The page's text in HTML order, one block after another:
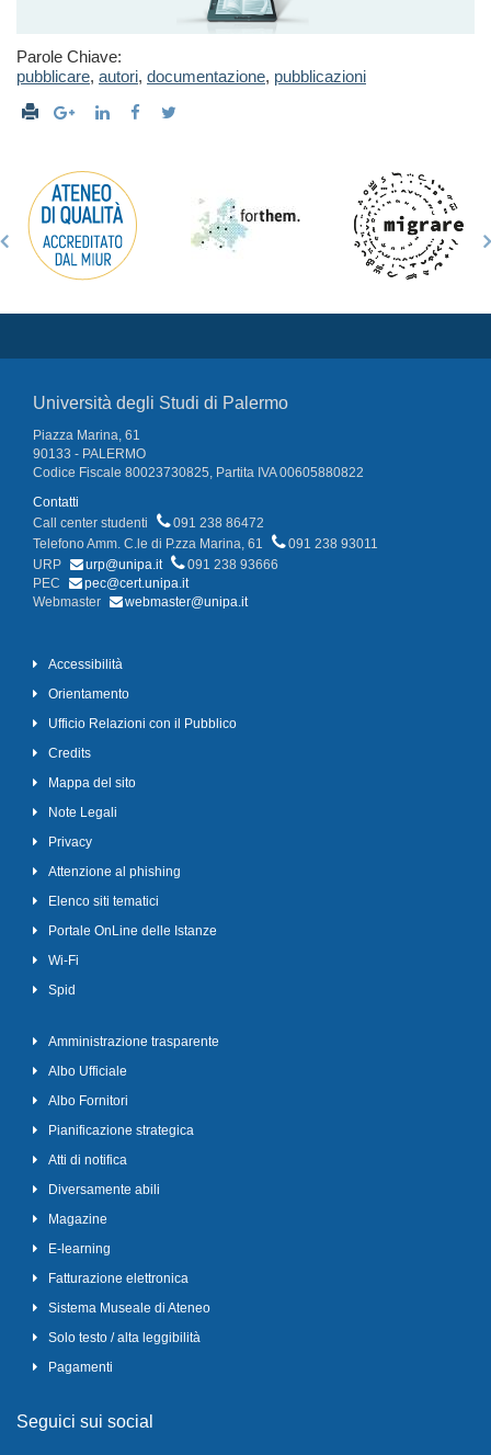
Parole Chiave:
pubblicare, autori, documentazione, pubblicazioni
Università degli Studi di Palermo
Piazza Marina, 61
90133 - PALERMO
Codice Fiscale 80023730825, Partita IVA 00605880822
Contatti
Call center studenti
091 238 86472
Telefono Amm. C.le di P.zza Marina, 61
091 238 93011
URP
urp@unipa.it
091 238 93666
PEC
pec@cert.unipa.it
Webmaster
webmaster@unipa.it
Accessibilità
Orientamento
Ufficio Relazioni con il Pubblico
Credits
Mappa del sito
Note Legali
Privacy
Attenzione al phishing
Elenco siti tematici
Portale OnLine delle Istanze
Wi-Fi
Spid
Amministrazione trasparente
Albo Ufficiale
Albo Fornitori
Pianificazione strategica
Atti di notifica
Diversamente abili
Magazine
E-learning
Fatturazione elettronica
Sistema Museale di Ateneo
Solo testo / alta leggibilità
Pagamenti
Seguici sui social